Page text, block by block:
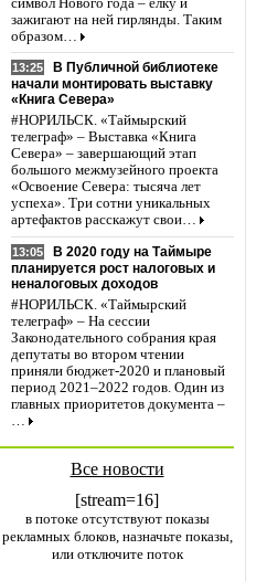
зажигают на ней гирлянды. Таким
образом…
13:25
В Публичной библиотеке
начали монтировать выставку
«Книга Севера»
#НОРИЛЬСК. «Таймырский
телеграф» – Выставка «Книга
Севера» – завершающий этап
большого межмузейного проекта
«Освоение Севера: тысяча лет
успеха». Три сотни уникальных
артефактов расскажут свои…
13:05
В 2020 году на Таймыре
планируется рост налоговых и
неналоговых доходов
#НОРИЛЬСК. «Таймырский
телеграф» – На сессии
Законодательного собрания края
депутаты во втором чтении
приняли бюджет-2020 и плановый
период 2021–2022 годов. Один из
главных приоритетов документа –
…
Все новости
[stream=16]
в потоке отсутствуют показы
рекламных блоков, назначьте показы,
или отключите поток